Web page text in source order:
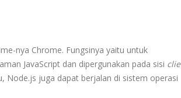
nya Chrome. Fungsinya yaitu untuk
JavaScript dan dipergunakan pada sisi
Node.js juga dapat berjalan di sistem operasi